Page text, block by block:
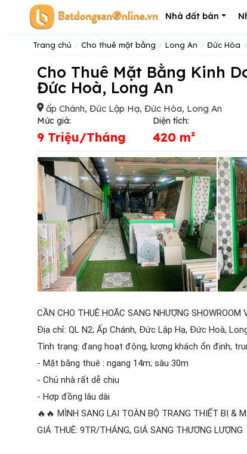
Nhà đất bán
Trang chủ Cho thuê mặt bằng Long An Đức Hòa
Cho Thuê Mặt Bằng Kinh Doanh Tại QL N2; Ấp Chánh, Đức Lập Hạ,
Đức Hoà, Long An
ấp Chánh, Đức Lập Hạ, Đức Hòa, Long An
Mức giá:
9 Triệu/Tháng
Diện tích:
420 m²
CẦN CHO THUÊ HOẶC SANG NHƯỢNG
Địa chỉ: QL N2; Ấp Chánh, Đức Lập Hạ, Đức Hoà,
Tình trạng: đang hoạt động, lượng khách ổn định,
- Mặt bằng thuê : ngang 14m; sâu 30m
- Chủ nhà rất dễ chịu
- Hợp đồng lâu dài
🔥🔥 MÌNH SANG LẠI TOÀN BỘ TRANG THIẾT BỊ &
GIÁ THUÊ: 9TR/THÁNG, GIÁ SANG THƯƠNG LƯỢNG